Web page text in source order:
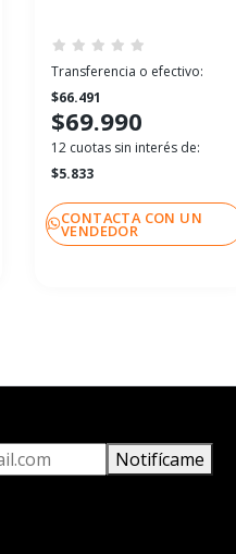
Transferencia o efectivo:
$66.491
$69.990
12 cuotas sin interés de:
$5.833
CONTACTA CON UN
VENDEDOR
Notifícame